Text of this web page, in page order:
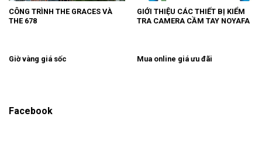
CÔNG TRÌNH THE GRACES VÀ
THE 678
GIỚI THIỆU CÁC THIẾT BỊ KIỂM
TRA CAMERA CẦM TAY NOYAFA
Giờ vàng giá sốc Mua online giá ưu đãi
Facebook